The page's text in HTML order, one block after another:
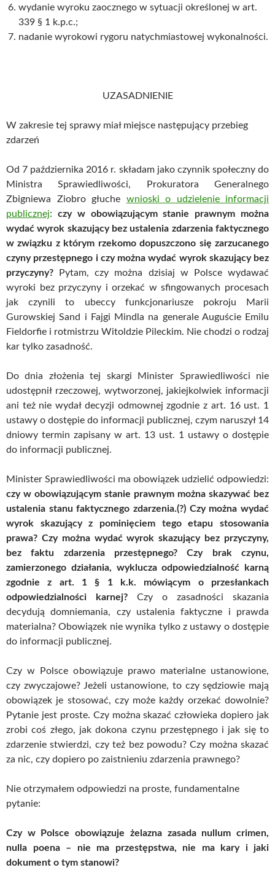
wydanie wyroku zaocznego w sytuacji określonej w art.
339 § 1 k.p.c.;
nadanie wyrokowi rygoru natychmiastowej wykonalności.
UZASADNIENIE
W zakresie tej sprawy miał miejsce następujący przebieg
zdarzeń
Od 7 października 2016 r. składam jako czynnik społeczny do
Ministra Sprawiedliwości, Prokuratora Generalnego
Zbigniewa Ziobro głuche wnioski o udzielenie informacji
publicznej: czy w obowiązującym stanie prawnym można
wydać wyrok skazujący bez ustalenia zdarzenia faktycznego
w związku z którym rzekomo dopuszczono się zarzucanego
czyny przestępnego i czy można wydać wyrok skazujący bez
przyczyny? Pytam, czy można dzisiaj w Polsce wydawać
wyroki bez przyczyny i orzekać w sfingowanych procesach
jak czynili to ubeccy funkcjonariusze pokroju Marii
Gurowskiej Sand i Fajgi Mindla na generale Auguście Emilu
Fieldorfie i rotmistrzu Witoldzie Pileckim. Nie chodzi o rodzaj
kar tylko zasadność.
Do dnia złożenia tej skargi Minister Sprawiedliwości nie
udostępnił rzeczowej, wytworzonej, jakiejkolwiek informacji
ani też nie wydał decyzji odmownej zgodnie z art. 16 ust. 1
ustawy o dostępie do informacji publicznej, czym naruszył 14
dniowy termin zapisany w art. 13 ust. 1 ustawy o dostępie
do informacji publicznej.
Minister Sprawiedliwości ma obowiązek udzielić odpowiedzi:
czy w obowiązującym stanie prawnym można skazywać bez
ustalenia stanu faktycznego zdarzenia.(?) Czy można wydać
wyrok skazujący z pominięciem tego etapu stosowania
prawa? Czy można wydać wyrok skazujący bez przyczyny,
bez faktu zdarzenia przestępnego? Czy brak czynu,
zamierzonego działania, wyklucza odpowiedzialność karną
zgodnie z art. 1 § 1 k.k. mówiącym o przesłankach
odpowiedzialności karnej? Czy o zasadności skazania
decydują domniemania, czy ustalenia faktyczne i prawda
materialna? Obowiązek nie wynika tylko z ustawy o dostępie
do informacji publicznej.
Czy w Polsce obowiązuje prawo materialne ustanowione,
czy zwyczajowe? Jeżeli ustanowione, to czy sędziowie mają
obowiązek je stosować, czy może każdy orzekać dowolnie?
Pytanie jest proste. Czy można skazać człowieka dopiero jak
zrobi coś złego, jak dokona czynu przestępnego i jak się to
zdarzenie stwierdzi, czy też bez powodu? Czy można skazać
za nic, czy dopiero po zaistnieniu zdarzenia prawnego?
Nie otrzymałem odpowiedzi na proste, fundamentalne
pytanie:
Czy w Polsce obowiązuje żelazna zasada nullum crimen,
nulla poena – nie ma przestępstwa, nie ma kary i jaki
dokument o tym stanowi?